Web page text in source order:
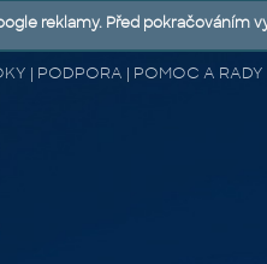
| PODPORA | POMOC A RADY
reklamy. Před pokračováním